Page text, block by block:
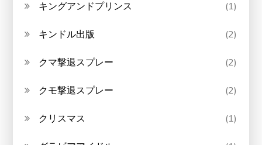
キングアンドプリンス (1)
キンドル出版 (2)
クマ撃退スプレー (2)
クモ撃退スプレー (2)
クリスマス (1)